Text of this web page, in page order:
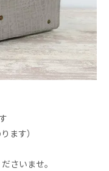
ます）
さいませ。